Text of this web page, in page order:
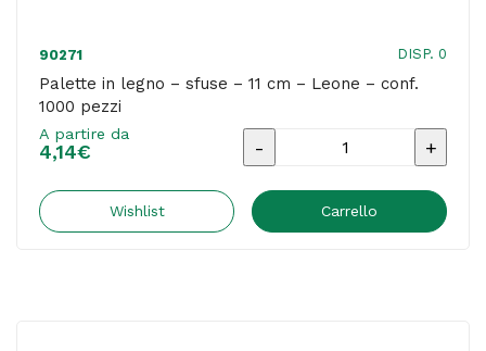
90271 DISP. 0
Palette in legno – sfuse – 11 cm – Leone – conf.
1000 pezzi
A partire da
4,14€
Palette
legno
Wishlist Carrello